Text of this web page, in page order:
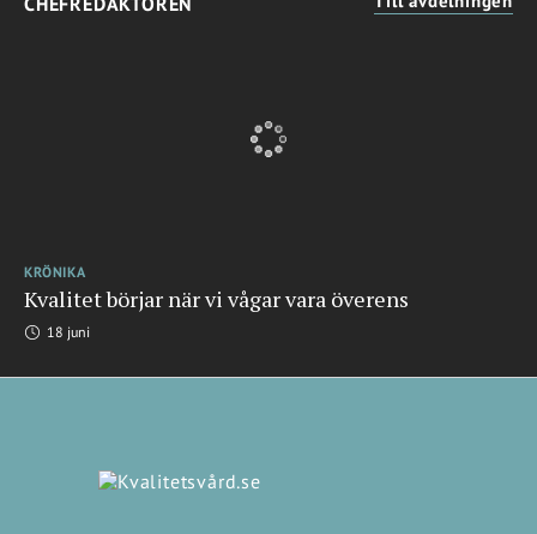
KRÖNIKA
Kvalitet börjar när vi vågar vara överens
18 juni